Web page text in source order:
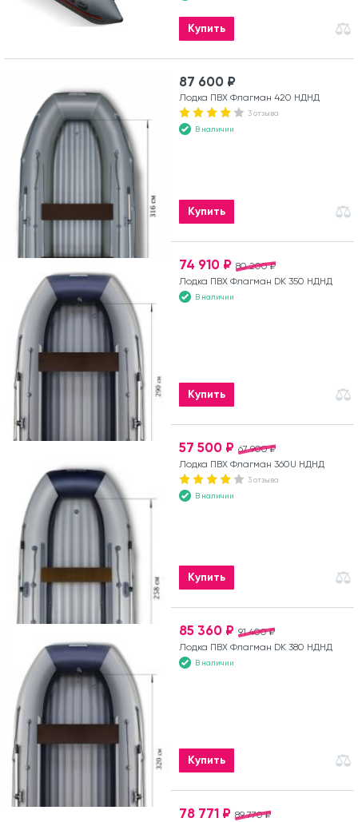
Купить
87 600 ₽
Лодка ПВХ Флагман 420 НДНД
3 отзыва
В наличии
Купить
80 200 ₽
74 910 ₽
Лодка ПВХ Флагман DK 350 НДНД
В наличии
Купить
67 900 ₽
57 500 ₽
Лодка ПВХ Флагман 360U НДНД
3 отзыва
В наличии
Купить
91 400 ₽
85 360 ₽
Лодка ПВХ Флагман DK 380 НДНД
В наличии
Купить
89 770 ₽
78 771 ₽